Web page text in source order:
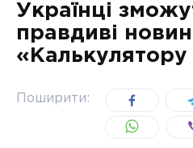
Українці
правдиві
«Калькулятору
Поширити: